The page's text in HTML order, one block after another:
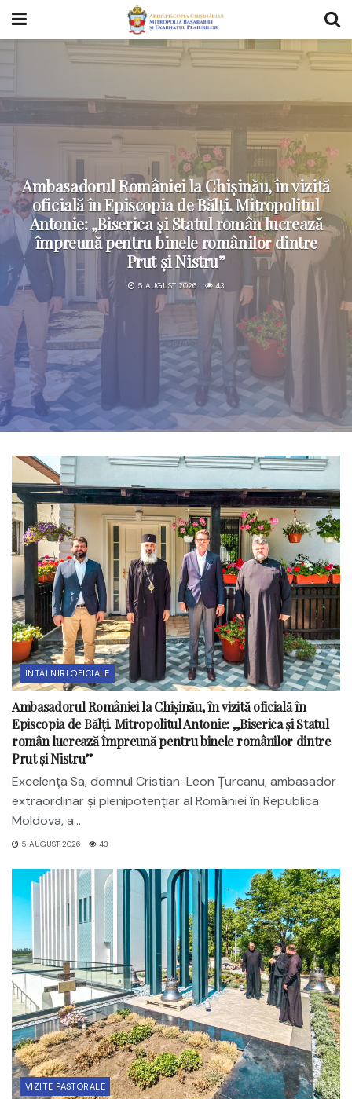
Ambasadorul României la Chișinău, în vizită
oficială în Episcopia de Bălți. Mitropolitul
Antonie: „Biserica și Statul român lucrează
împreună pentru binele românilor dintre
Prut și Nistru”
5 AUGUST 2026 43
ÎNTÂLNIRI OFICIALE
Ambasadorul României la Chișinău, în vizită oficială în
Episcopia de Bălți. Mitropolitul Antonie: „Biserica și Statul
român lucrează împreună pentru binele românilor dintre
Prut și Nistru”
Excelența Sa, domnul Cristian-Leon Țurcanu, ambasador
extraordinar și plenipotențiar al României în Republica
Moldova, a...
5 AUGUST 2026 43
VIZITE PASTORALE